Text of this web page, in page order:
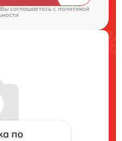
соглашаетесь c политикой
по